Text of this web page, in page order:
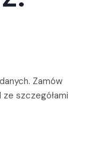
Zamów
szczegółami